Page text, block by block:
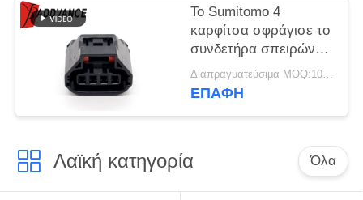
Το Sumitomo 4
καρφίτσα σφράγισε το
συνδετήρα σπειρών
ανάφλεξης 6189-7188
για τη Mazda Atenza
Διαπραγματεύσιμα MOQ:100 ΜΟΝΑΔΕΣ
ΕΠΑΦΉ
Λαϊκή κατηγορία Όλα